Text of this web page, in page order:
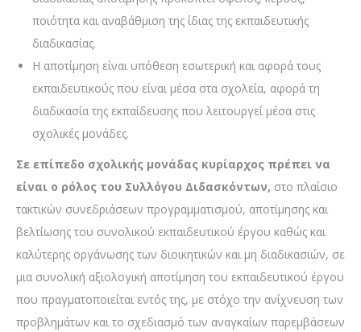
ποιότητα και αναβάθμιση της ίδιας της εκπαιδευτικής
διαδικασίας.
Η αποτίμηση είναι υπόθεση εσωτερική και αφορά τους
εκπαιδευτικούς που είναι μέσα στα σχολεία, αφορά τη
διαδικασία της εκπαίδευσης που λειτουργεί μέσα στις
σχολικές μονάδες.
Σε επίπεδο σχολικής μονάδας κυρίαρχος πρέπει να
είναι ο ρόλος του Συλλόγου Διδασκόντων, στο πλαίσιο
τακτικών συνεδριάσεων προγραμματισμού, αποτίμησης και
βελτίωσης του συνολικού εκπαιδευτικού έργου καθώς και
καλύτερης οργάνωσης των διοικητικών και μη διαδικασιών, σε
μια συνολική αξιολογική αποτίμηση του εκπαιδευτικού έργου
που πραγματοποιείται εντός της, με στόχο την ανίχνευση των
προβλημάτων και το σχεδιασμό των αναγκαίων παρεμβάσεων